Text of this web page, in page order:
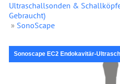
Ultraschallsonden &
Gebraucht)
» SonoScape
Sonoscape EC2 Endokavitär-